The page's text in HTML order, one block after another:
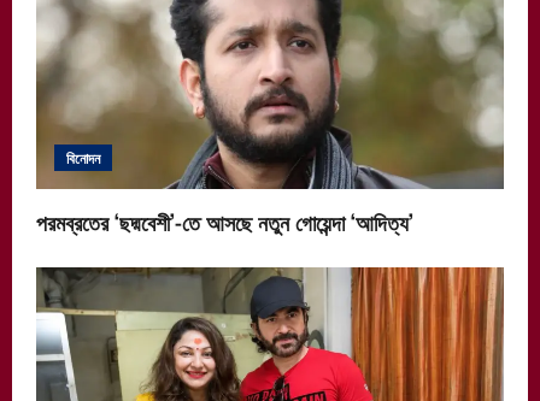
বিনোদন
পরমব্রতের ‘ছদ্মবেশী’-তে আসছে নতুন গোয়েন্দা ‘আদিত্য’